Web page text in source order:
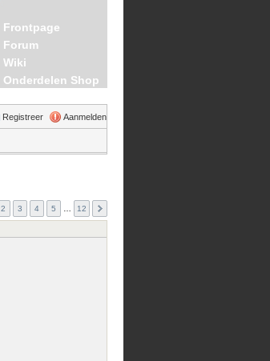
Frontpage
Forum
Wiki
Onderdelen Shop
Aanmelden
Registreer
2 3 4 5 … 12